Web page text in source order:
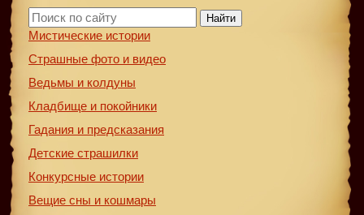
Найти
Мистические истории
Страшные фото и видео
Ведьмы и колдуны
Кладбище и покойники
Гадания и предсказания
Детские страшилки
Конкурсные истории
Вещие сны и кошмары